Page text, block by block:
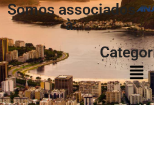
Somos associados
à: